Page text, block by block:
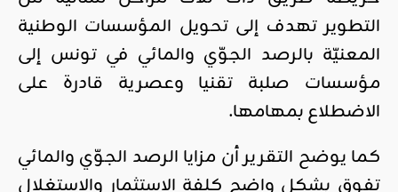
التطوير تهدف إلى تحويل المؤسسات الوطنية
المعنيّة بالرصد الجوّي والمائي في تونس إلى
مؤسسات صلبة تقنيا وعصرية قادرة على
الاضطلاع بمهامها.
كما يوضح التقرير أن مزايا الرصد الجوّي والمائي
تفوق بشكل واضح كلفة الاستثمار والاستغلال